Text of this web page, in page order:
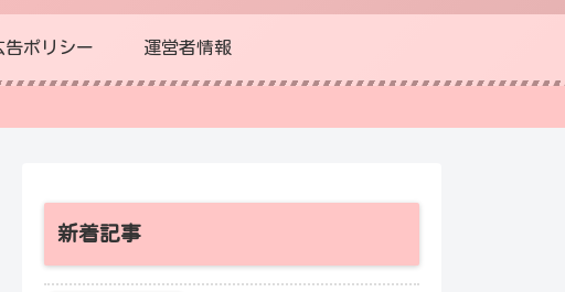
告ポリシー 運営者情報
新着記事